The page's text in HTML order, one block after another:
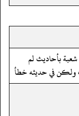
بأحاديث لم
ولكن في حديثه خطأ